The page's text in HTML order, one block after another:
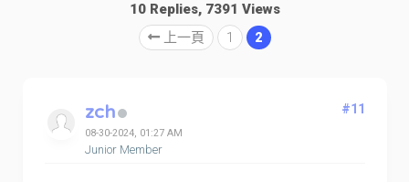
10 Replies, 7391 Views
上一頁
1 2
zch
08-30-2024, 01:27 AM
Junior Member
#11